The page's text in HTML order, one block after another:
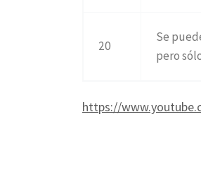
20
Se
pero
https://